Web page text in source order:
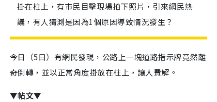
掛在柱上，有市民目擊現場拍下照片，引來網民熱
議，有人猜測是因為1個原因導致情況發生？
今日（5日）有網民發現，公路上一塊道路指示牌竟然離
奇倒轉，並以正常角度掛放在柱上，讓人費解。
▼帖文▼